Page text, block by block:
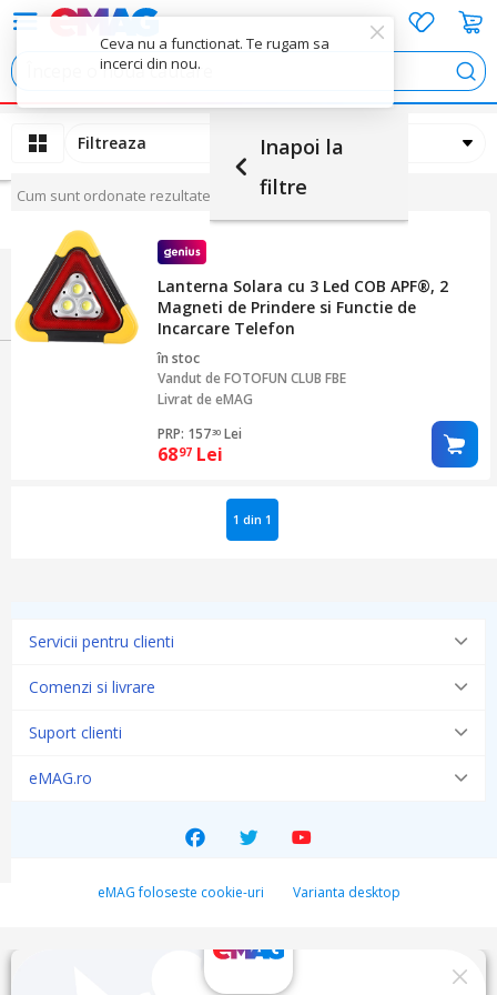
Ceva nu a functionat. Te rugam sa
incerci din nou.
Inapoi la
filtre
Filtreaza Ordoneaza
Cum sunt ordonate rezultatele
Lanterna Solara cu 3 Led COB APF®, 2
Magneti de Prindere si Functie de
Incarcare Telefon
în stoc
Vandut deFOTOFUN CLUB FBE
Livrat de eMAG
PRP: 15730 Lei
6897 Lei
1 din 1
Servicii pentru clienti
Comenzi si livrare
Suport clienti
eMAG.ro
eMAG foloseste cookie-uri Varianta desktop